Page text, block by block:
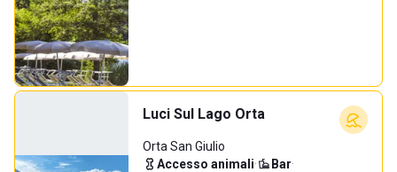
Luci Sul Lago Orta
Orta San Giulio
Accesso animali· Bar·